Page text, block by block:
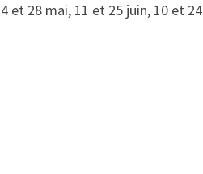
et 28 mai, 11 et 25 juin, 10 et 24